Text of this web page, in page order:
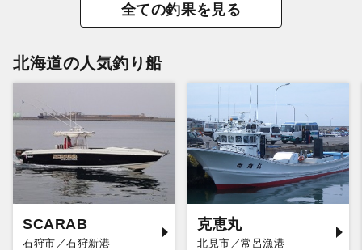
全ての釣果を見る
北海道の人気釣り船
SCARAB
石狩市／石狩新港
克恵丸
北見市／常呂漁港